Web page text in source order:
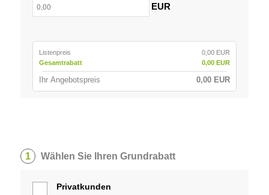
EUR
Listenpreis
0,00 EUR
Gesamtrabatt
0,00 EUR
Ihr Angebotspreis 0,00 EUR
1 Wählen Sie Ihren Grundrabatt
Privatkunden